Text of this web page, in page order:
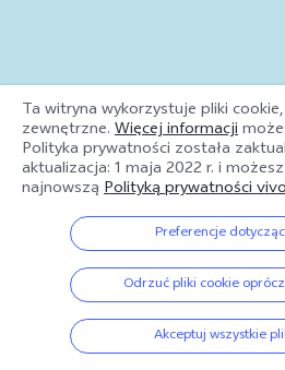
Ta witryna wykorzystuje pliki
zewnętrzne. Więcej informacji
Polityka prywatności została
aktualizacja: 1 maja 2022 r. i
najnowszą Polityką prywatności
Preferencje
Odrzuć pliki cookie
Akceptuj wszystkie